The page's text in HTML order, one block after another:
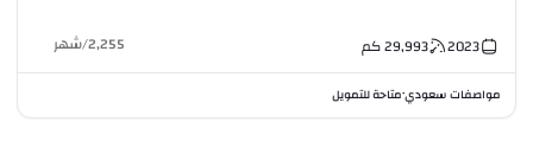
2023
29,993كم 2,255
/شهر
مواصفات سعودي•متاحة للتمويل